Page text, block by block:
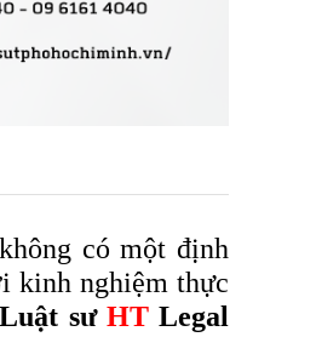
có một định
kinh nghiệm thực
Luật sư HTLegal